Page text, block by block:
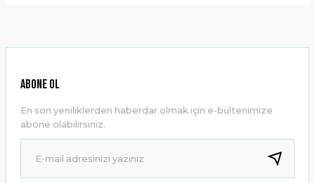
Ürün resmi kalitesiz, bozuk veya görüntülenemiyor.
Ürün bilgilerinde hatalar bulunuyor.
Ürün fiyatı diğer sitelerden daha pahalı.
Bu ürüne benzer farklı alternatifler olmalı.
ABONE OL
En son yeniliklerden haberdar olmak için e-bültenimize
abone olabilirsiniz.